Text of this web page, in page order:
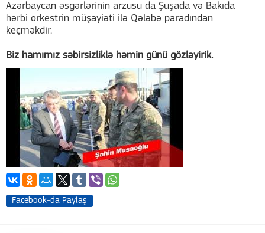
Azərbaycan əsgərlərinin arzusu da Şuşada və Bakıda
hərbi orkestrin müşayiəti ilə Qələbə paradından
keçməkdir.
Biz hamımız səbirsizliklə həmin günü gözləyirik.
Facebook-da Paylaş